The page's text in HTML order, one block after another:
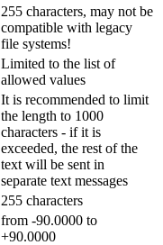
255 characters, may not be
compatible with legacy
file systems!
Limited to the list of
allowed values
It is recommended to limit
the length to 1000
characters - if it is
exceeded, the rest of the
text will be sent in
separate text messages
255 characters
from -90.0000 to
+90.0000